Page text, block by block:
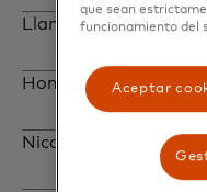
Llamada con cargos
Honduras
Nicaragua
que sean
funcionamiento del
Aceptar